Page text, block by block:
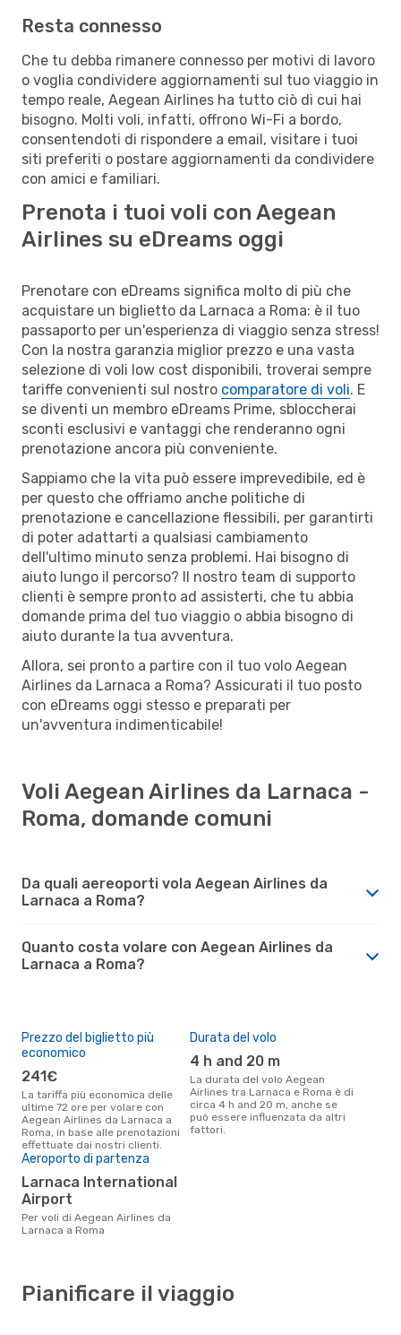
Resta connesso
Che tu debba rimanere connesso per motivi di lavoro
o voglia condividere aggiornamenti sul tuo viaggio in
tempo reale, Aegean Airlines ha tutto ciò di cui hai
bisogno. Molti voli, infatti, offrono Wi-Fi a bordo,
consentendoti di rispondere a email, visitare i tuoi
siti preferiti o postare aggiornamenti da condividere
con amici e familiari.
Prenota i tuoi voli con Aegean
Airlines su eDreams oggi
Prenotare con eDreams significa molto di più che
acquistare un biglietto da Larnaca a Roma: è il tuo
passaporto per un'esperienza di viaggio senza stress!
Con la nostra garanzia miglior prezzo e una vasta
selezione di voli low cost disponibili, troverai sempre
tariffe convenienti sul nostro comparatore di voli. E
se diventi un membro eDreams Prime, sbloccherai
sconti esclusivi e vantaggi che renderanno ogni
prenotazione ancora più conveniente.
Sappiamo che la vita può essere imprevedibile, ed è
per questo che offriamo anche politiche di
prenotazione e cancellazione flessibili, per garantirti
di poter adattarti a qualsiasi cambiamento
dell'ultimo minuto senza problemi. Hai bisogno di
aiuto lungo il percorso? Il nostro team di supporto
clienti è sempre pronto ad assisterti, che tu abbia
domande prima del tuo viaggio o abbia bisogno di
aiuto durante la tua avventura.
Allora, sei pronto a partire con il tuo volo Aegean
Airlines da Larnaca a Roma? Assicurati il tuo posto
con eDreams oggi stesso e preparati per
un'avventura indimenticabile!
Voli Aegean Airlines da Larnaca -
Roma, domande comuni
Da quali aereoporti vola Aegean Airlines da
Larnaca a Roma?
Quanto costa volare con Aegean Airlines da
Larnaca a Roma?
Prezzo del biglietto più
economico
241€
La tariffa più economica delle
ultime 72 ore per volare con
Aegean Airlines da Larnaca a
Roma, in base alle prenotazioni
effettuate dai nostri clienti.
Durata del volo
4 h and 20 m
La durata del volo Aegean
Airlines tra Larnaca e Roma è di
circa 4 h and 20 m, anche se
può essere influenzata da altri
fattori.
Aeroporto di partenza
Larnaca International
Airport
Per voli di Aegean Airlines da
Larnaca a Roma
Pianificare il viaggio